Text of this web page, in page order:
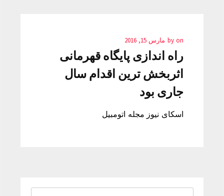
by on مارس 15, 2016
راه اندازی پایگاه قهرمانی
اثربخش ترین اقدام سال
جاری بود
اسکای نیوز مجله اتومبیل